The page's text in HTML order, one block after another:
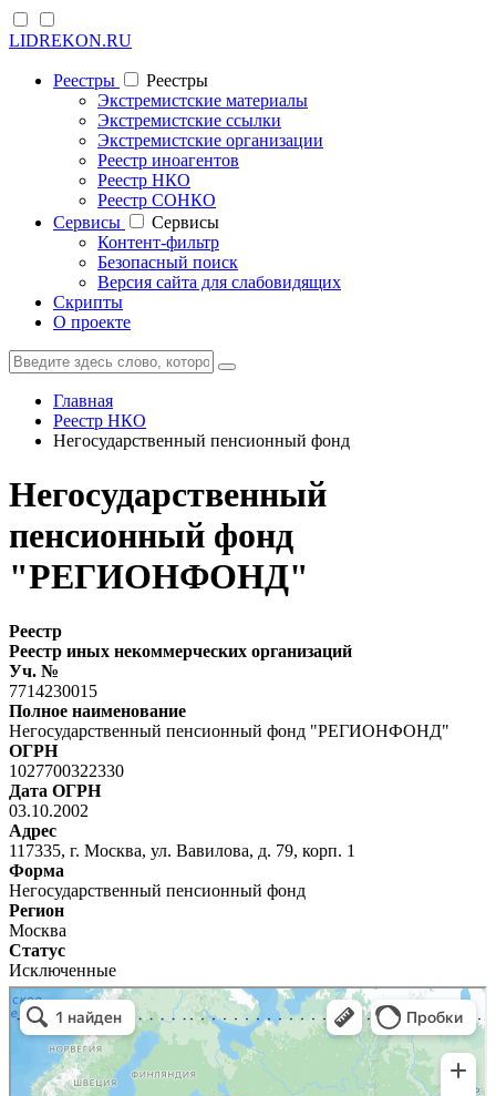
LIDREKON.RU
Реестры
Реестры
Экстремистские материалы
Экстремистские ссылки
Экстремистские организации
Реестр иноагентов
Реестр НКО
Реестр СОНКО
Cервисы
Cервисы
Контент-фильтр
Безопасный поиск
Версия сайта для слабовидящих
Скрипты
О проекте
Главная
Реестр НКО
Негосударственный пенсионный фонд
Негосударственный
пенсионный фонд
"РЕГИОНФОНД"
Реестр
Реестр иных некоммерческих организаций
Уч. №
7714230015
Полное наименование
Негосударственный пенсионный фонд "РЕГИОНФОНД"
ОГРН
1027700322330
Дата ОГРН
03.10.2002
Адрес
117335, г. Москва, ул. Вавилова, д. 79, корп. 1
Форма
Негосударственный пенсионный фонд
Регион
Москва
Статус
Исключенные